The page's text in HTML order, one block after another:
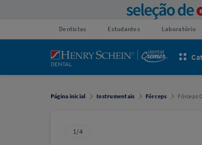
Dentistas Estudantes Laboratório
Página inicial Instrumentais Fórceps Fórceps
1/4